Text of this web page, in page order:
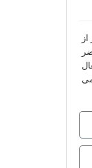
ساعت ۷:۳۰ الی ۱۶ فعال